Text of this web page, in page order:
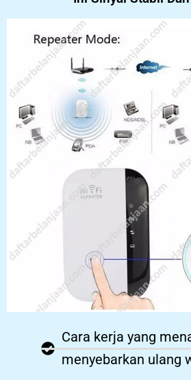
Cara kerja yang
menyebarkan ulang